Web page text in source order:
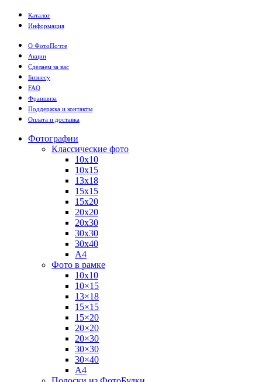
Каталог
Информация
О ФотоПочте
Акции
Сделаем за вас
Бизнесу
FAQ
Франшиза
Поддержка и контакты
Оплата и доставка
Фотографии
Классические фото
10х10
10х15
13х18
15х15
15х20
20х20
20х30
30х30
30х40
А4
Фото в рамке
10х10
10×15
13×18
15×15
15×20
20×20
20×30
30×30
30×40
A4